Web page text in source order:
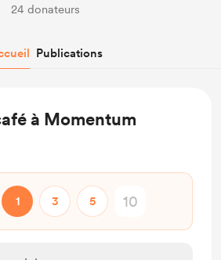
24 donateurs
Publications
à Momentum
1 3 5